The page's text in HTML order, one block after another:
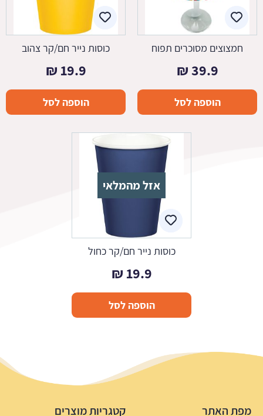
חמצוצים מסוכרים תפוח
39.9
₪
הוספה לסל
כוסות נייר חם/קר צהוב
19.9
₪
הוספה לסל
אזל מהמלאי
כוסות נייר חם/קר כחול
19.9
₪
הוספה לסל
מפת האתר קטגריות מוצרים